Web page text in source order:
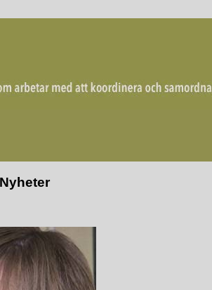
åtgärder för återgång i arbete.